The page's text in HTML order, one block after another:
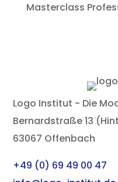
Masterclass
Logo Institut - Die
Bernardstraße 13
63067 Offenbach
+49 (0) 69 49 00 47